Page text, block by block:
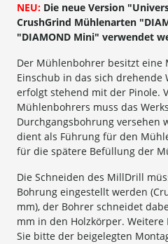
NEU: Die neue Version
CrushGrind Mühlenarten
"DIAMOND Mini" verwendet
Der Mühlenbohrer besitzt eine
Einschub in das sich drehende
erfolgt stehend mit der Pinole.
Mühlenbohrers muss das
Durchgangsbohrung versehen
dient als Führung für den
für die spätere Befüllung der
Die Schneiden des MillDrill
Bohrung eingestellt werden
mm), der Bohrer schneidet
mm in den Holzkörper.
Sie bitte der beigelegten